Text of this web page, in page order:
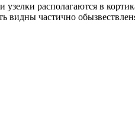
располагаются в
видны частично